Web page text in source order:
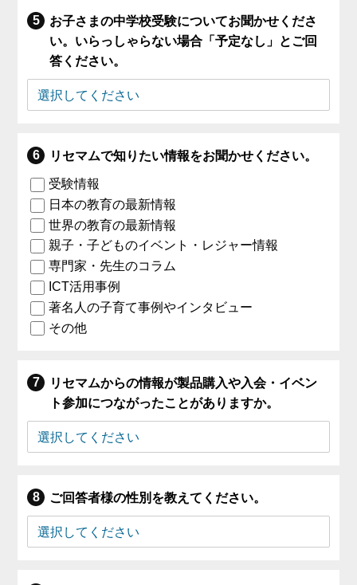
お子さまの中学校受験についてお聞かせくださ
い。いらっしゃらない場合「予定なし」とご回
答ください。
リセマムで知りたい情報をお聞かせください。
受験情報
日本の教育の最新情報
世界の教育の最新情報
親子・子どものイベント・レジャー情報
専門家・先生のコラム
ICT活用事例
著名人の子育て事例やインタビュー
その他
リセマムからの情報が製品購入や入会・イベン
ト参加につながったことがありますか。
ご回答者様の性別を教えてください。